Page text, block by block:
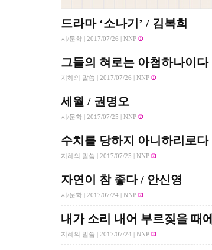
드라마 ‘소나기’ / 김복희
시/문학 | 2017/07/26 | NNP
그들의 혀로는 아첨하나이다
지혜의 말씀 | 2017/07/26 | NNP
세월 / 권명오
시/문학 | 2017/07/25 | NNP
수치를 당하지 아니하리로다
지혜의 말씀 | 2017/07/25 | NNP
자연이 참 좋다 / 안신영
시/문학 | 2017/07/24 | NNP
내가 소리 내어 부르짖을 때
지혜의 말씀 | 2017/07/24 | NNP